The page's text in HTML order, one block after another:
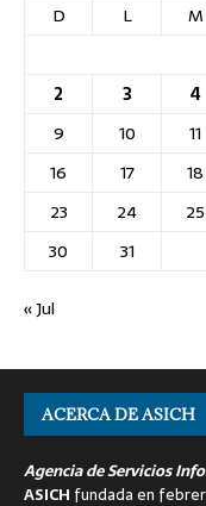
D
L M
2
3 4
9
10 11
16
17 18
23
24 25
30
31
« Jul
ACERCA DE ASICH
Agencia de Servicios
ASICH fundada en